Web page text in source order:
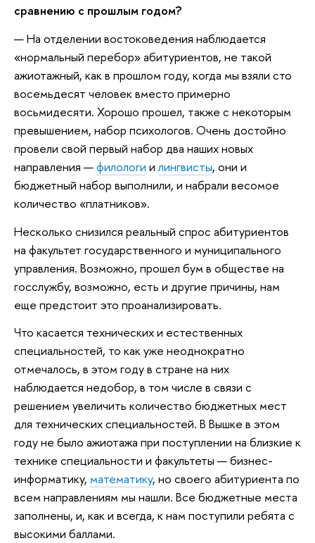
сравнению с прошлым годом?
— На отделении востоковедения наблюдается
«нормальный перебор» абитуриентов, не такой
ажиотажный, как в прошлом году, когда мы взяли сто
восемьдесят человек вместо примерно
восьмидесяти. Хорошо прошел, также с некоторым
превышением, набор психологов. Очень достойно
провели свой первый набор два наших новых
направления —филологи илингвисты, они и
бюджетный набор выполнили, и набрали весомое
количество «платников».
Несколько снизился реальный спрос абитуриентов
на факультет государственного и муниципального
управления. Возможно, прошел бум в обществе на
госслужбу, возможно, есть и другие причины, нам
еще предстоит это проанализировать.
Что касается технических и естественных
специальностей, то как уже неоднократно
отмечалось, в этом году в стране на них
наблюдается недобор, в том числе в связи с
решением увеличить количество бюджетных мест
для технических специальностей. В Вышке в этом
году не было ажиотажа при поступлении на близкие к
технике специальности и факультеты — бизнес-
информатику, математику, но своего абитуриента по
всем направлениям мы нашли. Все бюджетные места
заполнены, и, как и всегда, к нам поступили ребята с
высокими баллами.